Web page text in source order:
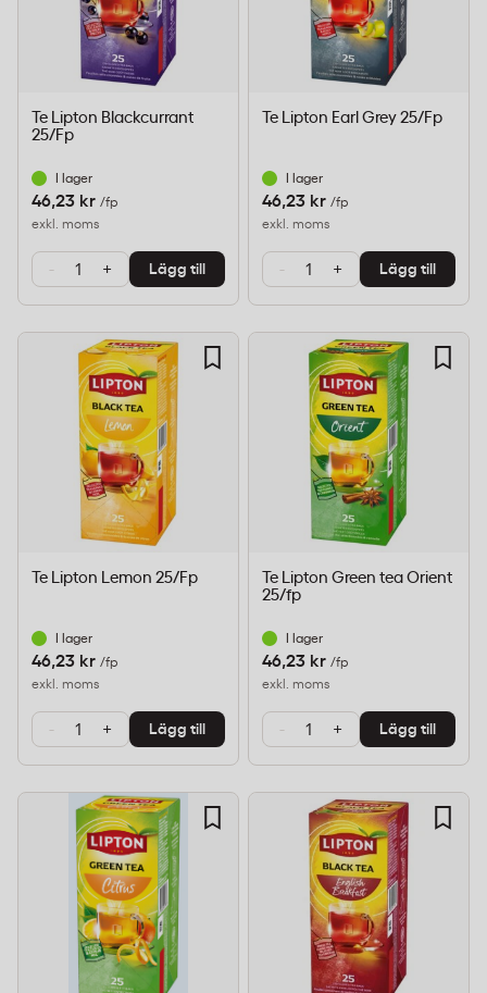
Te Lipton Blackcurrant
25/Fp
I lager
46,23 kr /fp
exkl. moms
- + Lägg till
Te Lipton Earl Grey 25/Fp
I lager
46,23 kr /fp
exkl. moms
- + Lägg till
Te Lipton Lemon 25/Fp
I lager
46,23 kr /fp
exkl. moms
- + Lägg till
Te Lipton Green tea Orient
25/fp
I lager
46,23 kr /fp
exkl. moms
- + Lägg till